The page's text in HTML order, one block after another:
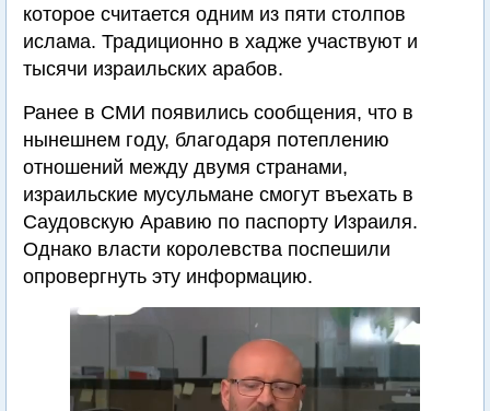
которое считается одним из пяти столпов
ислама. Традиционно в хадже участвуют и
тысячи израильских арабов.
Ранее в СМИ появились сообщения, что в
нынешнем году, благодаря потеплению
отношений между двумя странами,
израильские мусульмане смогут въехать в
Саудовскую Аравию по паспорту Израиля.
Однако власти королевства поспешили
опровергнуть эту информацию.